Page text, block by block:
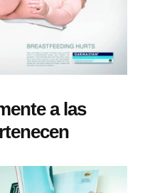
a las